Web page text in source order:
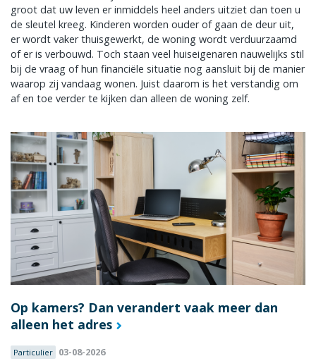
groot dat uw leven er inmiddels heel anders uitziet dan toen u
de sleutel kreeg. Kinderen worden ouder of gaan de deur uit,
er wordt vaker thuisgewerkt, de woning wordt verduurzaamd
of er is verbouwd. Toch staan veel huiseigenaren nauwelijks stil
bij de vraag of hun financiële situatie nog aansluit bij de manier
waarop zij vandaag wonen. Juist daarom is het verstandig om
af en toe verder te kijken dan alleen de woning zelf.
Op kamers? Dan verandert vaak meer dan
alleen het adres
Particulier 03-08-2026